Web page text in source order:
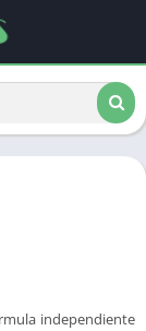
independiente